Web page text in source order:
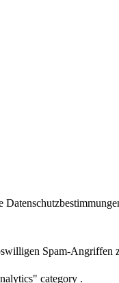
Spam-Angriffen
category .